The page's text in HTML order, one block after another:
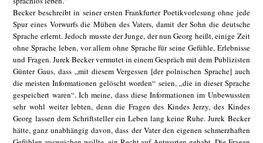
Becker beschreibt in seiner ersten Frankfurter Poetikvorlesung ohne jede
Spur eines Vorwurfs die Mühen des Vaters, damit der Sohn die deutsche
Sprache erlernt. Jedoch musste der Junge, der nun Georg heißt, einige Zeit
ohne Sprache leben, vor allem ohne Sprache für seine Gefühle, Erlebnisse
und Fragen. Jurek Becker vermutet in einem Gespräch mit dem Publizisten
Günter Gaus, dass „mit diesem Vergessen [der polnischen Sprache] auch
die meisten Informationen gelöscht worden“ seien, „die in dieser Sprache
gespeichert waren“. Ich meine, dass diese Informationen im Unbewussten
sehr wohl weiter lebten, denn die Fragen des Kindes Jerzy, des Kindes
Georg lassen dem Schriftsteller ein Leben lang keine Ruhe. Jurek Becker
hätte, ganz unabhängig davon, dass der Vater den eigenen schmerzhaften